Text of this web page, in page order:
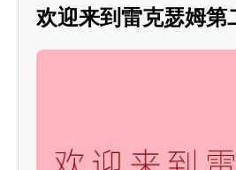
欢迎来到雷克瑟姆第